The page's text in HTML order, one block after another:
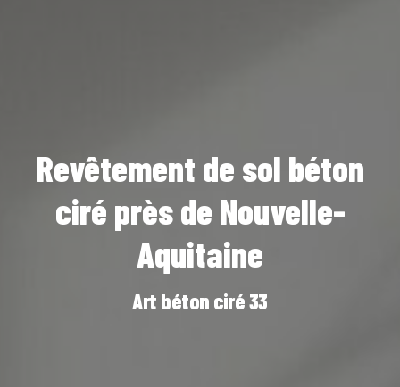
Revêtement de sol béton
ciré près de Nouvelle-
Aquitaine
Art béton ciré 33